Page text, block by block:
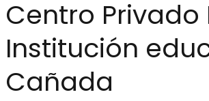
Centro Privado De Educación Infantil Crios -
Institución
Cañada